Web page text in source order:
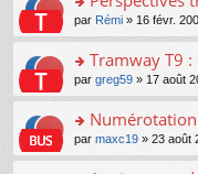
ré
c
e
nt
le
pl
u
s
ré
c
e
nt
n
le
pl
u
s
ré
c
e
a
g
e
n
n
le
pl
u
e
s
a
g
e
n
n
ult
er
le
m
e
s
a
g
e
o
n
s
ult
er
le
m
e
s
par Rémi » 16 févr.
o
n
s
ult
er
le
Tramway T9 :
par greg59 » 17 août
o
n
par maxc19 » 23 août